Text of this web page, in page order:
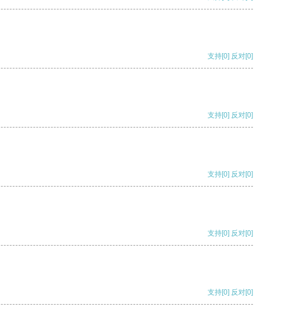
支持[0] 反对[0]
支持[0] 反对[0]
支持[0] 反对[0]
支持[0] 反对[0]
支持[0] 反对[0]